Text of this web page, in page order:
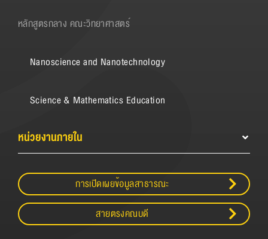
หลักสูตรกลาง คณะวิทยาศาสตร์
Nanoscience and Nanotechnology
Science & Mathematics Education
หน่วยงานภายใน
การเปิดเผยข้อมูลสาธารณะ
สายตรงคณบดี